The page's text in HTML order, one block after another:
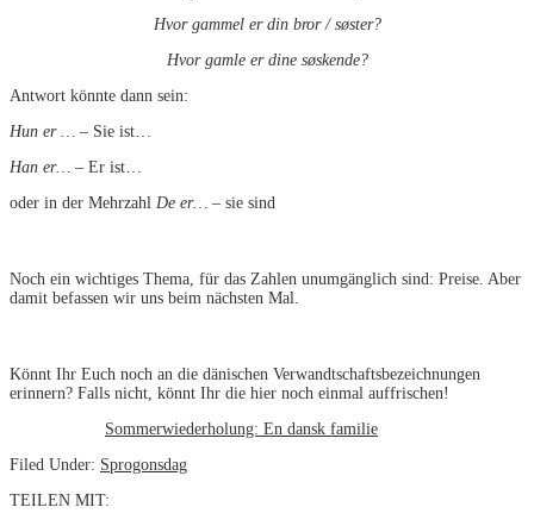
Hvor gammel er din bror / søster?
Hvor gamle er dine søskende?
Antwort könnte dann sein:
Hun er … – Sie ist…
Han er… – Er ist…
oder in der Mehrzahl De er… – sie sind
Noch ein wichtiges Thema, für das Zahlen unumgänglich sind: Preise. Aber
damit befassen wir uns beim nächsten Mal.
Könnt Ihr Euch noch an die dänischen Verwandtschaftsbezeichnungen
erinnern? Falls nicht, könnt Ihr die hier noch einmal auffrischen!
Sommerwiederholung: En dansk familie
Filed Under: Sprogonsdag
TEILEN MIT: